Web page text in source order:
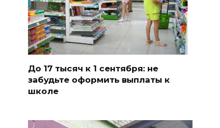
До 17 тысяч к 1 сентября: не
забудьте оформить выплаты к
школе